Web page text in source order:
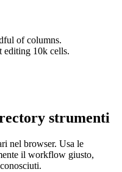
of columns.
10k cells.
strumenti
nel browser. Usa le
il workflow giusto,